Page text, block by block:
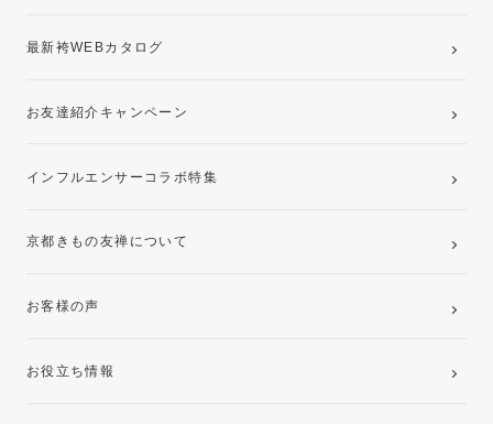
最新袴WEBカタログ
お友達紹介キャンペーン
インフルエンサーコラボ特集
京都きもの友禅について
お客様の声
お役立ち情報